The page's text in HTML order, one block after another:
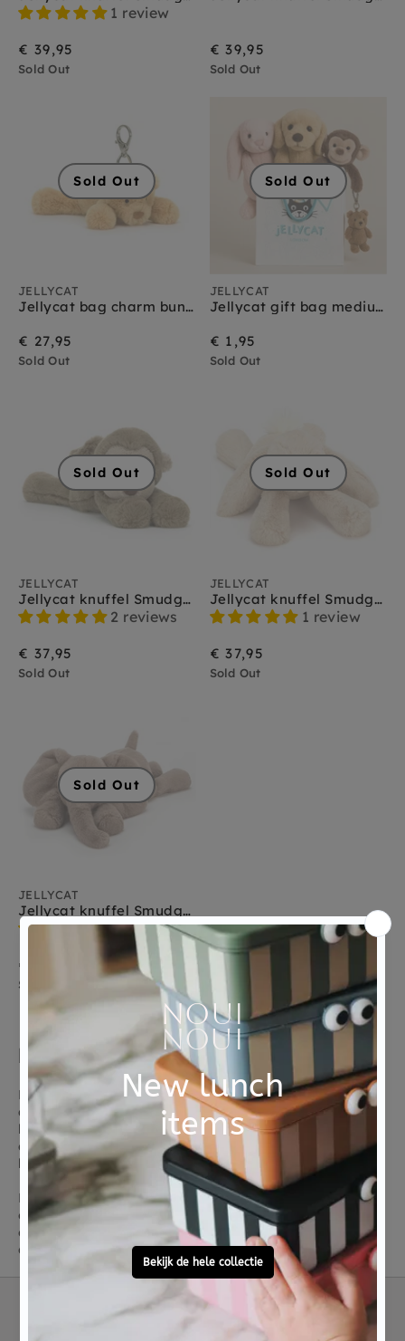
Jellycat amuseables
Jellycat amfibieën
Jellycat bag charms
Jellycat bartholomew bear
Jellycat boerderijdieren
Jellycat bunny
Jellycat christmas
Jellycat dinosaurus
Jellycat dragons
Jellycat Halloween
Jellycat knuffeldoekjes
Jellycat monsters
Jellycat schoudertasjes
Jellycat smudge
Jellycat vos
Jellycat wilde dieren
Jellycat zeedieren
1 review
€ 39,95
Sold Out
€ 39,95
Sold Out
Sold Out
JELLYCAT
Jellycat bag charm bunny smudge bear
€ 27,95
Sold Out
Sold Out
JELLYCAT
Jellycat gift bag medium
€ 1,95
Sold Out
Sold Out
JELLYCAT
Jellycat knuffel Smudge Monkey
2 reviews
€ 37,95
Sold Out
Sold Out
JELLYCAT
Jellycat knuffel Smudge Rabbit
1 review
€ 37,95
Sold Out
Sold Out
JELLYCAT
Jellycat knuffel Smudge Elephant
1 review
€ 37,95
Sold Out
Relax met Jellycat Smudge
knuffels
Deze knuffels zijn zo relaxt, ze laten een smudge vlek
achter daar waar ze liggen, Jellycat smudge knuffels
liggen plat op hun buik, poten naar voren en naar
achteren en slapen zo, een heerlijke knuffel om in je
bed te leggen of op de buik.
De smudge knuffels zijn er in twee formaten medium
en large en in verschillende dieren zoals een olifant,
een konijn, een lam en beer. En we verwachten meer
dieren in de nieuwe collecties.